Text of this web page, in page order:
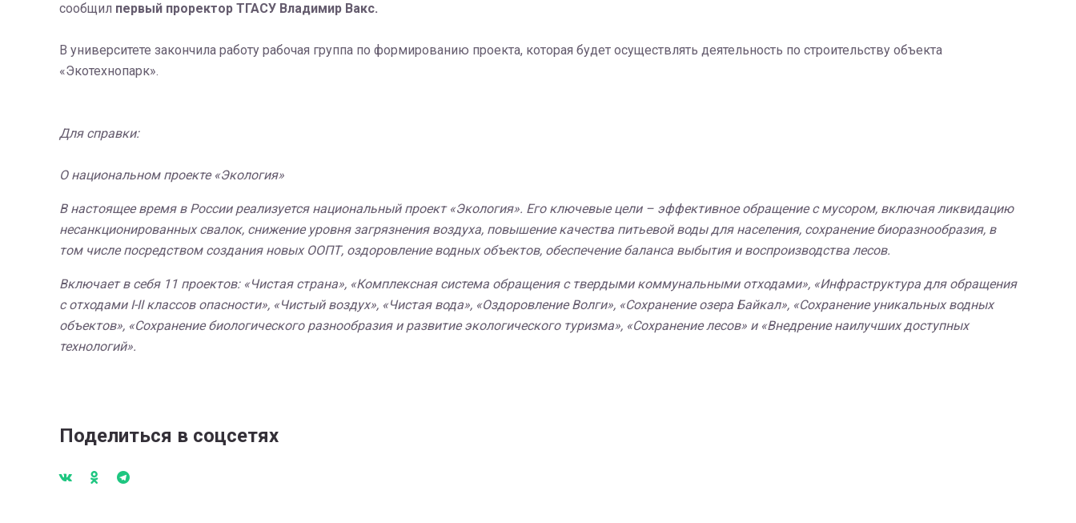
сообщил первый проректор ТГАСУ Владимир Вакс.
В университете закончила работу рабочая группа по формированию проекта, которая будет осуществлять деятельность по строительству объекта
«Экотехнопарк».
Для справки:
О национальном проекте «Экология»
В настоящее время в России реализуется национальный проект «Экология». Его ключевые цели – эффективное обращение с мусором, включая ликвидацию
несанкционированных свалок, снижение уровня загрязнения воздуха, повышение качества питьевой воды для населения, сохранение биоразнообразия, в
том числе посредством создания новых ООПТ, оздоровление водных объектов, обеспечение баланса выбытия и воспроизводства лесов.
Включает в себя 11 проектов: «Чистая страна», «Комплексная система обращения с твердыми коммунальными отходами», «Инфраструктура для обращения
с отходами I-II классов опасности», «Чистый воздух», «Чистая вода», «Оздоровление Волги», «Сохранение озера Байкал», «Сохранение уникальных водных
объектов», «Сохранение биологического разнообразия и развитие экологического туризма», «Сохранение лесов» и «Внедрение наилучших доступных
технологий».
Поделиться в соцсетях